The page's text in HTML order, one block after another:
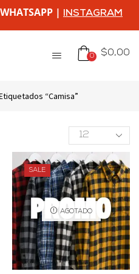
| INSTAGRAM
0 $0,00
“camisa”
SALE
AGOTADO